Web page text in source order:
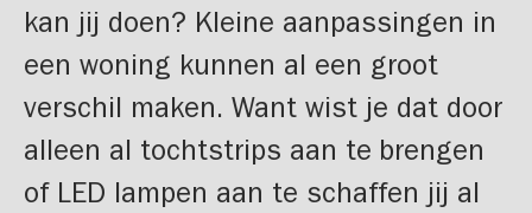
kan jij doen? Kleine aanpassingen in
een woning kunnen al een groot
verschil maken. Want wist je dat door
alleen al tochtstrips aan te brengen
of LED lampen aan te schaffen jij al